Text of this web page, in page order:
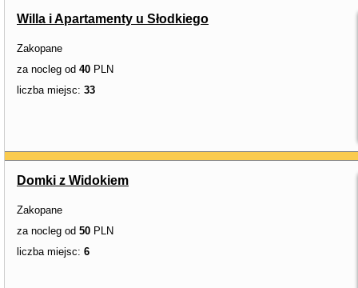
Willa i Apartamenty u Słodkiego
Zakopane
za nocleg od 40 PLN
liczba miejsc: 33
Domki z Widokiem
Zakopane
za nocleg od 50 PLN
liczba miejsc: 6